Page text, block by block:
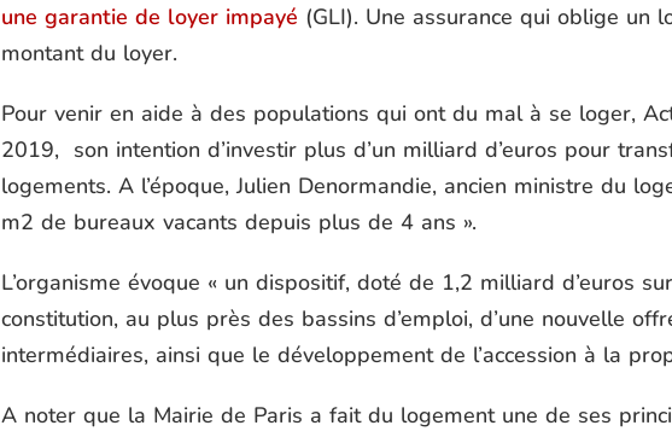
une garantie de loyer impayé (GLI). Une assurance qui oblige un
montant du loyer.
Pour venir en aide à des populations qui ont du mal à se loger,
2019, son intention d’investir plus d’un milliard d’euros pour
logements. A l’époque, Julien Denormandie, ancien ministre du
m2 de bureaux vacants depuis plus de 4 ans ».
L’organisme évoque « un dispositif, doté de 1,2 milliard d’euros
constitution, au plus près des bassins d’emploi, d’une nouvelle
intermédiaires, ainsi que le développement de l’accession à la
A noter que la Mairie de Paris a fait du logement une de ses